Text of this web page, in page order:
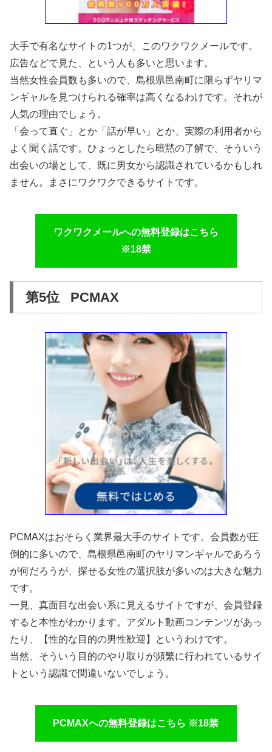
大手で有名なサイトの1つが、このワクワクメールです。
広告などで見た、という人も多いと思います。
当然女性会員数も多いので、島根県邑南町に限らずヤリマ
ンギャルを見つけられる確率は高くなるわけです。それが
人気の理由でしょう。
「会って直ぐ」とか「話が早い」とか、実際の利用者から
よく聞く話です。ひょっとしたら暗黙の了解で、そういう
出会いの場として、既に男女から認識されているかもしれ
ません。まさにワクワクできるサイトです。
ワクワクメールへの無料登録はこちら
※18禁
第5位 PCMAX
PCMAXはおそらく業界最大手のサイトです。会員数が圧
倒的に多いので、島根県邑南町のヤリマンギャルであろう
が何だろうが、探せる女性の選択肢が多いのは大きな魅力
です。
一見、真面目な出会い系に見えるサイトですが、会員登録
すると本性がわかります。アダルト動画コンテンツがあっ
たり、【性的な目的の男性歓迎】というわけです。
当然、そういう目的のやり取りが頻繁に行われているサイ
トという認識で間違いないでしょう。
PCMAXへの無料登録はこちら ※18禁